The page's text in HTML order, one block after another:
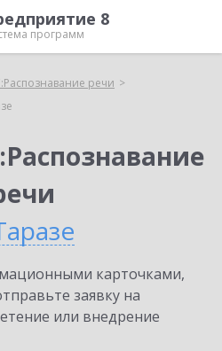
8
программ
речи
карточками,
заявку на
или внедрение